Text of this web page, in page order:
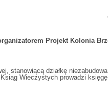
Projekt Kolonia
stanowiącą działkę
Wieczystych prowadzi